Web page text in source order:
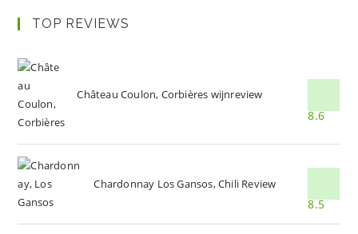
TOP REVIEWS
Château Coulon, Corbières wijnreview
8.6
Chardonnay Los Gansos, Chili Review
8.5